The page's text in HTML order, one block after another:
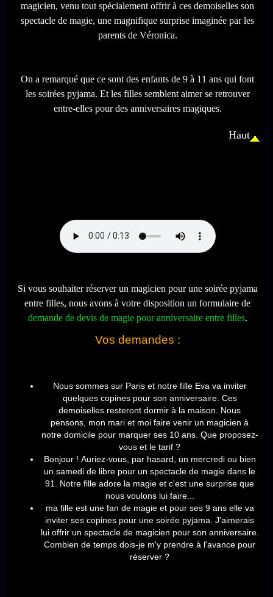
magicien, venu tout spécialement offrir à ces demoiselles son
spectacle de magie, une magnifique surprise imaginée par les
parents de Véronica.
On a remarqué que ce sont des enfants de 9 à 11 ans qui font
les soirées pyjama. Et les filles semblent aimer se retrouver
entre-elles pour des anniversaires magiques.
Haut
Si vous souhaiter réserver un magicien pour une soirée pyjama
entre filles, nous avons à votre disposition un formulaire de
demande de devis de magie pour anniversaire entre filles.
Vos demandes :
Nous sommes sur Paris et notre fille Eva va inviter
quelques copines pour son anniversaire. Ces
demoiselles resteront dormir à la maison. Nous
pensons, mon mari et moi faire venir un magicien à
notre domicile pour marquer ses 10 ans. Que proposez-
vous et le tarif ?
Bonjour ! Auriez-vous, par hasard, un mercredi ou bien
un samedi de libre pour un spectacle de magie dans le
91. Notre fille adore la magie et c'est une surprise que
nous voulons lui faire...
ma fille est une fan de magie et pour ses 9 ans elle va
inviter ses copines pour une soirée pyjama. J'aimerais
lui offrir un spectacle de magicien pour son anniversaire.
Combien de temps dois-je m'y prendre à l'avance pour
réserver ?